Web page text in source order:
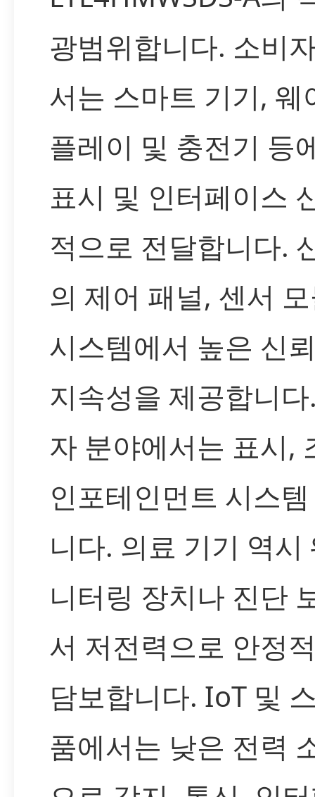
광범위합니다. 소비
서는 스마트 기기, 웨
플레이 및 충전기 등
표시 및 인터페이스
적으로 전달합니다.
의 제어 패널, 센서
시스템에서 높은 신
지속성을 제공합니
자 분야에서는 표시,
인포테인먼트 시스
니다. 의료 기기 역시
니터링 장치나 진단
서 저전력으로 안정
담보합니다. IoT 및
품에서는 낮은 전력